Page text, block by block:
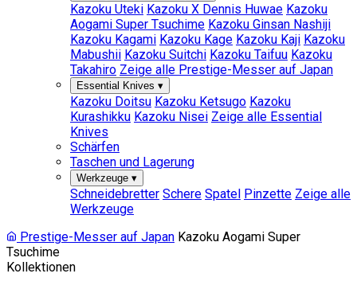
Kazoku Uteki Kazoku X Dennis Huwae Kazoku
Aogami Super Tsuchime Kazoku Ginsan Nashiji
Kazoku Kagami Kazoku Kage Kazoku Kaji Kazoku
Mabushii Kazoku Suitchi Kazoku Taifuu Kazoku
Takahiro Zeige alle Prestige-Messer auf Japan
Essential Knives ▾
Kazoku Doitsu Kazoku Ketsugo Kazoku
Kurashikku Kazoku Nisei Zeige alle Essential
Knives
Schärfen
Taschen und Lagerung
Werkzeuge ▾
Schneidebretter Schere Spatel Pinzette Zeige alle
Werkzeuge
Prestige-Messer auf Japan Kazoku Aogami Super
Tsuchime
Kollektionen